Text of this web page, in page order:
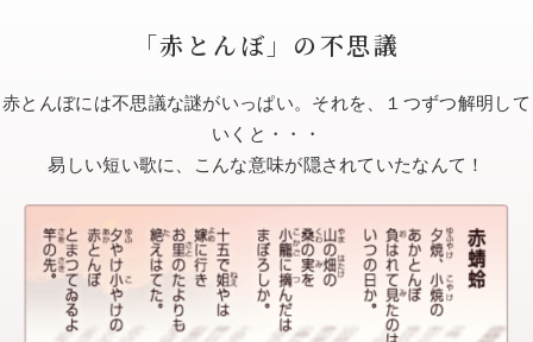
「赤とんぼ」の不思議
赤とんぼには不思議な謎がいっぱい。それを、１つずつ解明して
いくと・・・
易しい短い歌に、こんな意味が隠されていたなんて！